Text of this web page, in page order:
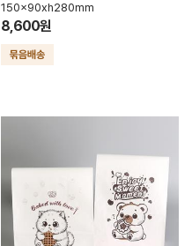
150x90xh280mm
8,600원